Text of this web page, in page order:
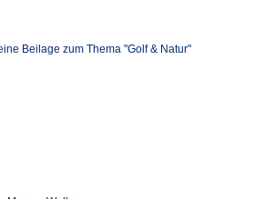
Beilage zum Thema "Golf & Natur"